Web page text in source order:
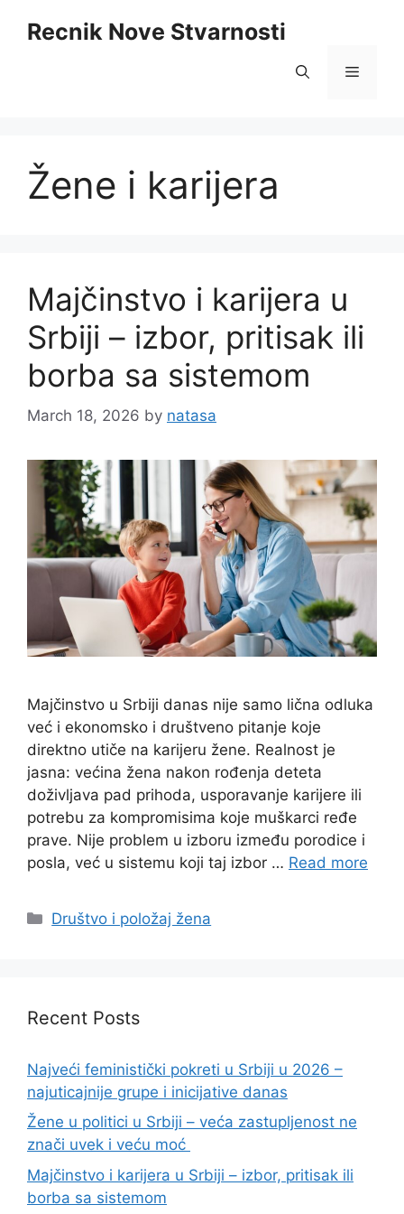
Recnik Nove Stvarnosti
Menu
Žene i karijera
Majčinstvo i karijera u
Srbiji – izbor, pritisak ili
borba sa sistemom
March 18, 2026 by natasa
Majčinstvo u Srbiji danas nije samo lična odluka
već i ekonomsko i društveno pitanje koje
direktno utiče na karijeru žene. Realnost je
jasna: većina žena nakon rođenja deteta
doživljava pad prihoda, usporavanje karijere ili
potrebu za kompromisima koje muškarci ređe
prave. Nije problem u izboru između porodice i
posla, već u sistemu koji taj izbor … Read more
Categories
Društvo i položaj žena
Recent Posts
Najveći feministički pokreti u Srbiji u 2026 –
najuticajnije grupe i inicijative danas
Žene u politici u Srbiji – veća zastupljenost ne
znači uvek i veću moć
Majčinstvo i karijera u Srbiji – izbor, pritisak ili
borba sa sistemom